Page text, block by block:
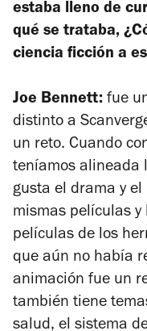
estaba lleno de
qué se trataba,
ciencia ficción a
Joe Bennett: fue
distinto a
un reto. Cuando
teníamos alineada
gusta el drama y
mismas películas
películas de los
que aún no había
animación fue un
también tiene
salud, el sistema